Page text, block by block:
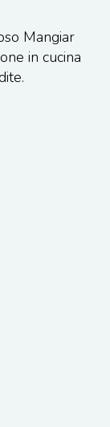
Mangiar
in cucina